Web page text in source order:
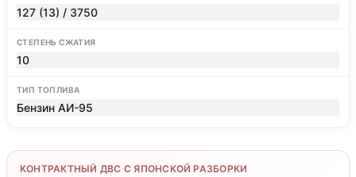
127 (13) / 3750
СТЕПЕНЬ СЖАТИЯ
10
ТИП ТОПЛИВА
Бензин АИ-95
КОНТРАКТНЫЙ ДВС С ЯПОНСКОЙ РАЗБОРКИ